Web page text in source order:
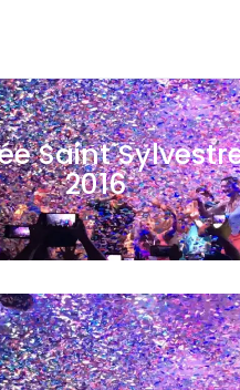
Saint
2016